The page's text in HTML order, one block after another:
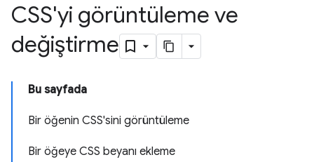
CSS'yi görüntüleme ve
değiştirme
Bu sayfada
Bir öğenin CSS'sini görüntüleme
Bir öğeye CSS beyanı ekleme